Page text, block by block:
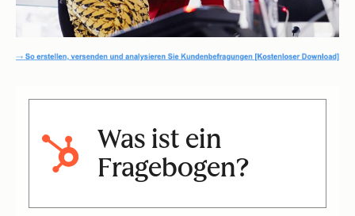
Was ist ein
Fragebogen?